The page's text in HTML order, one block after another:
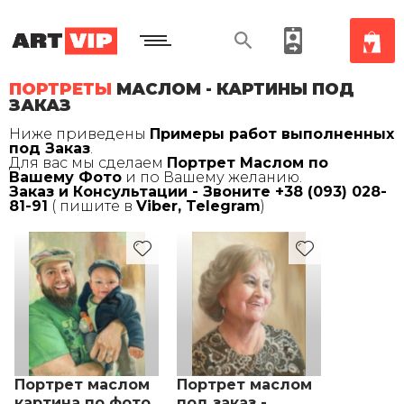
ПОРТРЕТЫ МАСЛОМ - КАРТИНЫ ПОД
ЗАКАЗ
Ниже приведены Примеры работ выполненных
под Заказ.
Для вас мы сделаем Портрет Маслом по
Вашему Фото и по Вашему желанию.
Заказ и Консультации - Звоните +38 (093) 028-
81-91 ( пишите в Viber, Telegram)
Портрет маслом
Портрет маслом